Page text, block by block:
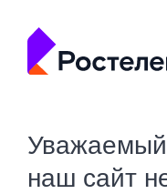
Уважаемый
наш сайт